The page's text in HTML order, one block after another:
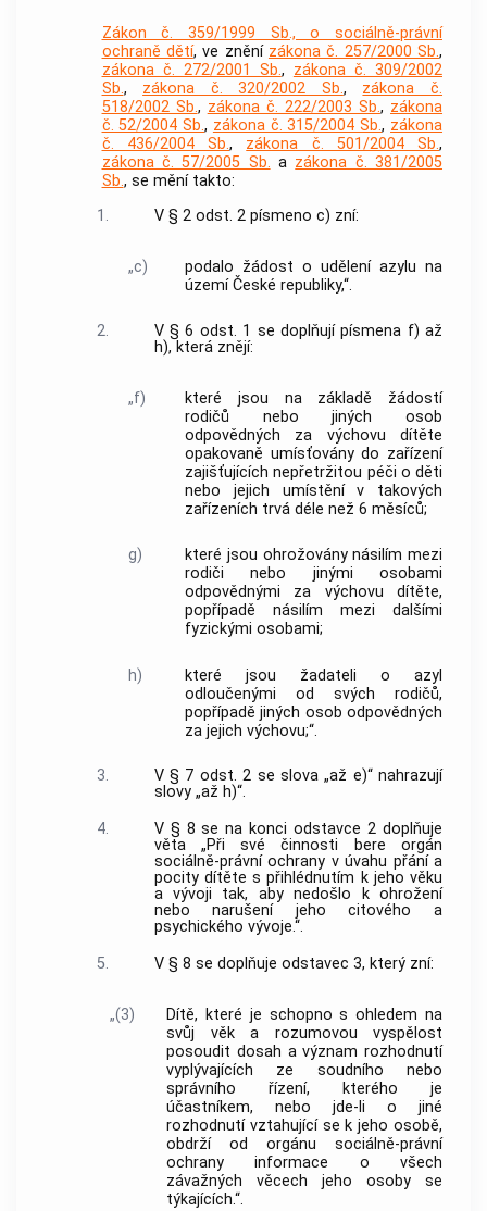
Zákon č. 359/1999 Sb., o sociálně-právní
ochraně dětí, ve znění zákona č. 257/2000 Sb.,
zákona č. 272/2001 Sb., zákona č. 309/2002
Sb., zákona č. 320/2002 Sb., zákona č.
518/2002 Sb., zákona č. 222/2003 Sb., zákona
č. 52/2004 Sb., zákona č. 315/2004 Sb., zákona
č. 436/2004 Sb., zákona č. 501/2004 Sb.,
zákona č. 57/2005 Sb. a zákona č. 381/2005
Sb., se mění takto:
1.
V § 2 odst. 2 písmeno c) zní:
„c)
podalo žádost o udělení azylu na
území České republiky,“.
2.
V § 6 odst. 1 se doplňují písmena f) až
h), která znějí:
„f)
které jsou na základě žádostí
rodičů nebo jiných osob
odpovědných za výchovu dítěte
opakovaně umísťovány do zařízení
zajišťujících nepřetržitou péči o děti
nebo jejich umístění v takových
zařízeních trvá déle než 6 měsíců;
g)
které jsou ohrožovány násilím mezi
rodiči nebo jinými osobami
odpovědnými za výchovu dítěte,
popřípadě násilím mezi dalšími
fyzickými osobami;
h)
které jsou žadateli o azyl
odloučenými od svých rodičů,
popřípadě jiných osob odpovědných
za jejich výchovu;“.
3.
V § 7 odst. 2 se slova „až e)“ nahrazují
slovy „až h)“.
4.
V § 8 se na konci odstavce 2 doplňuje
věta „Při své činnosti bere orgán
sociálně-právní ochrany v úvahu přání a
pocity dítěte s přihlédnutím k jeho věku
a vývoji tak, aby nedošlo k ohrožení
nebo narušení jeho citového a
psychického vývoje.“.
5.
V § 8 se doplňuje odstavec 3, který zní:
„(3)
Dítě, které je schopno s ohledem na
svůj věk a rozumovou vyspělost
posoudit dosah a význam rozhodnutí
vyplývajících ze soudního nebo
správního řízení, kterého je
účastníkem, nebo jde-li o jiné
rozhodnutí vztahující se k jeho osobě,
obdrží od orgánu sociálně-právní
ochrany informace o všech
závažných věcech jeho osoby se
týkajících.“.